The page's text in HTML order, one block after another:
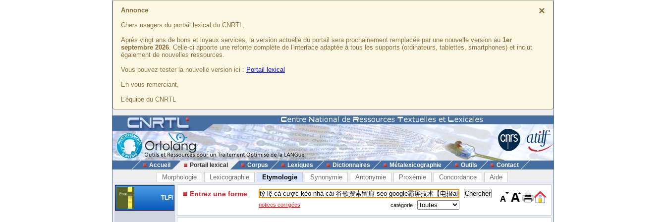
×
Annonce
Chers usagers du portail lexical du CNRTL,
Après vingt ans de bons et loyaux services, la version actuelle du portail sera prochainement remplacée par une nouvelle version au 1er
septembre 2026. Celle-ci apporte une refonte complète de l'interface adaptée à tous les supports (ordinateurs, tablettes, smartphones) et inclut
également de nouvelles ressources.
Vous pouvez tester la nouvelle version ici : Portail lexical
En vous remerciant,
L'équipe du CNRTL
Accueil Portail lexical Corpus Lexiques Dictionnaires Métalexicographie Outils Contact
Morphologie Lexicographie Etymologie Synonymie Antonymie Proxémie Concordance Aide
TLFi Entrez une forme
notices corrigées catégorie :